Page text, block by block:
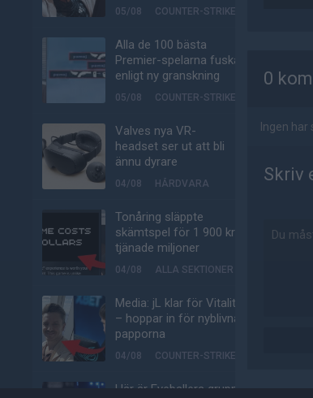
05/08 COUNTER-STRIKE
Alla de 100 bästa
Premier-spelarna fuskar
enligt ny granskning
05/08 COUNTER-STRIKE
Valves nya VR-
headset ser ut att bli
ännu dyrare
04/08 HÅRDVARA
Tonåring släppte
skämtspel för 1 900 kr –
tjänade miljoner
04/08 ALLA SEKTIONER
Media: jL klar för Vitality
– hoppar in för nyblivna
papporna
04/08 COUNTER-STRIKE
Här är Eyeballers grupp i
0
Ingen
Skriv